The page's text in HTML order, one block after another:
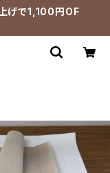
げで1,100円OF